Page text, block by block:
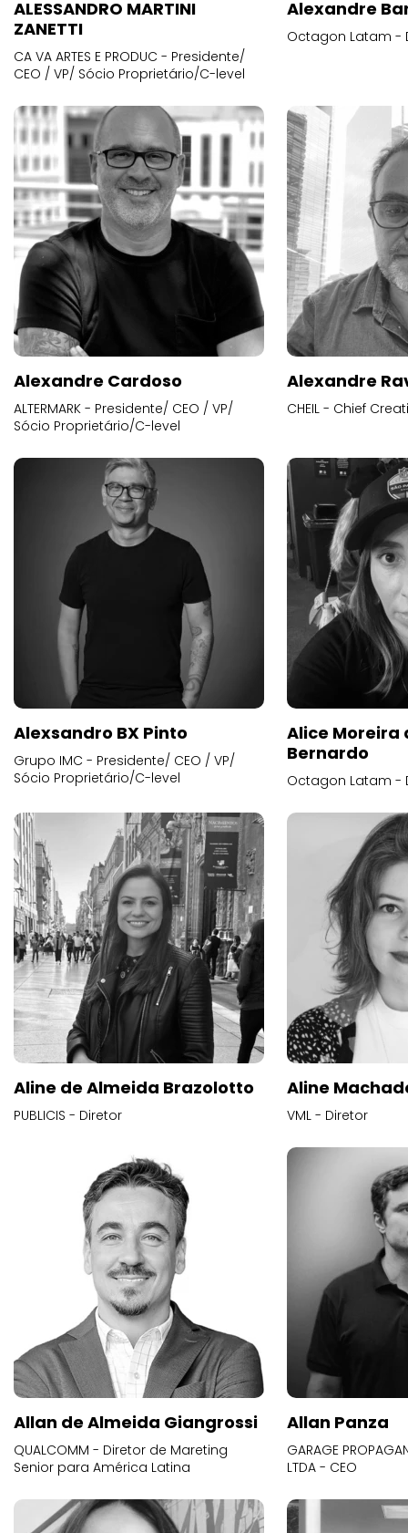
ALESSANDRO MARTINI
ZANETTI
CA VA ARTES E PRODUC - Presidente/
CEO / VP/ Sócio Proprietário/C-level
Alexandre
Octagon Latam -
Alexandre Cardoso
ALTERMARK - Presidente/ CEO / VP/
Sócio Proprietário/C-level
Alexandre
CHEIL - Chief
Alexsandro BX Pinto
Grupo IMC - Presidente/ CEO / VP/
Sócio Proprietário/C-level
Alice
Bernardo
Octagon Latam -
Aline de Almeida Brazolotto
PUBLICIS - Diretor
Aline
VML - Diretor
Allan de Almeida Giangrossi
QUALCOMM - Diretor de Mareting
Senior para América Latina
Allan Panza
GARAGE
LTDA - CEO